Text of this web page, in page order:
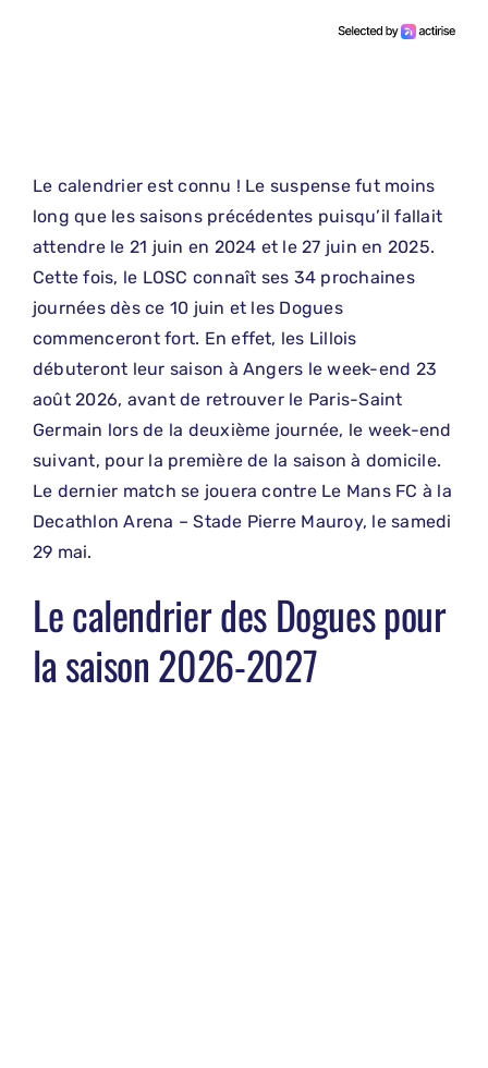
Le calendrier est connu ! Le suspense fut moins
long que les saisons précédentes puisqu’il fallait
attendre le 21 juin en 2024 et le 27 juin en 2025.
Cette fois, le LOSC connaît ses 34 prochaines
journées dès ce 10 juin et les Dogues
commenceront fort. En effet, les Lillois
débuteront leur saison à Angers le week-end 23
août 2026, avant de retrouver le Paris-Saint
Germain lors de la deuxième journée, le week-end
suivant, pour la première de la saison à domicile.
Le dernier match se jouera contre Le Mans FC à la
Decathlon Arena – Stade Pierre Mauroy, le samedi
29 mai.
Le calendrier des Dogues pour
la saison 2026-2027